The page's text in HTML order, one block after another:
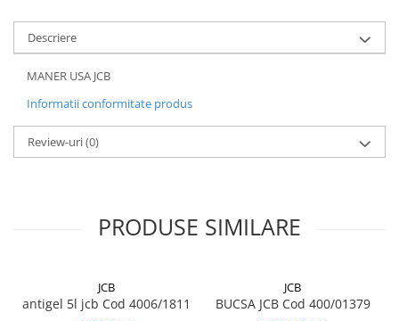
Descriere
MANER USA JCB
Informatii conformitate produs
Review-uri(0)
PRODUSE SIMILARE
JCB
antigel 5l jcb Cod 4006/1811
JCB
BUCSA JCB Cod 400/01379